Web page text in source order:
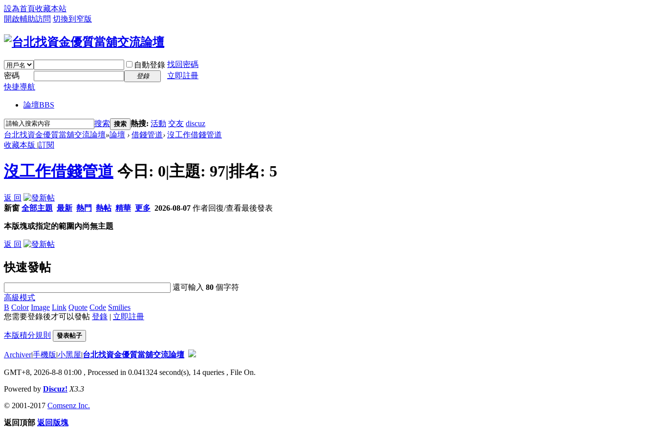
設為首頁收藏本站
開啟輔助訪問 切換到窄版
自動登錄 找回密碼
密碼
登錄
立即註冊
快捷導航
論壇BBS
搜索 搜索 熱搜: 活動 交友 discuz
台北找資金優質當舖交流論壇»論壇 › 借錢管道› 沒工作借錢管道
收藏本版 |訂閱
沒工作借錢管道 今日: 0|主題: 97|排名: 5
返 回
新窗 全部主題 最新 熱門 熱帖 精華 更多 2026-08-07 作者回復/查看最後發表
本版塊或指定的範圍內尚無主題
返 回
快速發帖
還可輸入80 個字符
高級模式
B Color Image Link Quote Code Smilies
您需要登錄後才可以發帖 登錄 | 立即註冊
本版積分規則 發表帖子
Archiver|手機版|小黑屋|台北找資金優質當舖交流論壇
GMT+8, 2026-8-8 01:00 , Processed in 0.041324 second(s), 14 queries , File On.
Powered by Discuz! X3.3
© 2001-2017 Comsenz Inc.
返回頂部 返回版塊